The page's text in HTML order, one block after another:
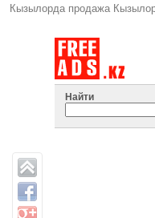
Кызылорда продажа
Найти